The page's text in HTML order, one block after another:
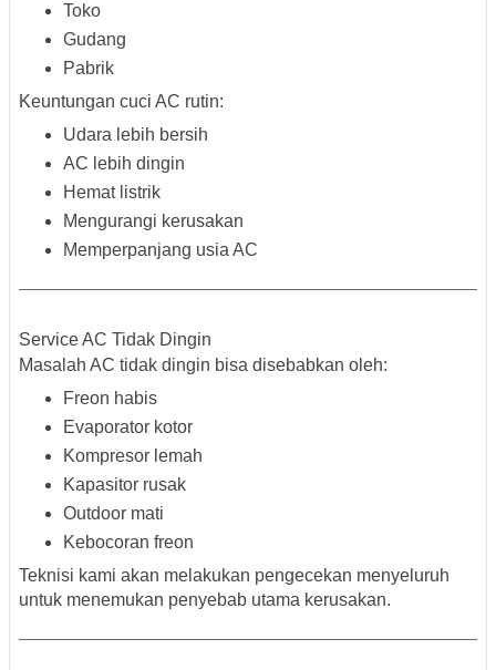
Toko
Gudang
Pabrik
Keuntungan cuci AC rutin:
Udara lebih bersih
AC lebih dingin
Hemat listrik
Mengurangi kerusakan
Memperpanjang usia AC
Service AC Tidak Dingin
Masalah AC tidak dingin bisa disebabkan oleh:
Freon habis
Evaporator kotor
Kompresor lemah
Kapasitor rusak
Outdoor mati
Kebocoran freon
Teknisi kami akan melakukan pengecekan menyeluruh
untuk menemukan penyebab utama kerusakan.